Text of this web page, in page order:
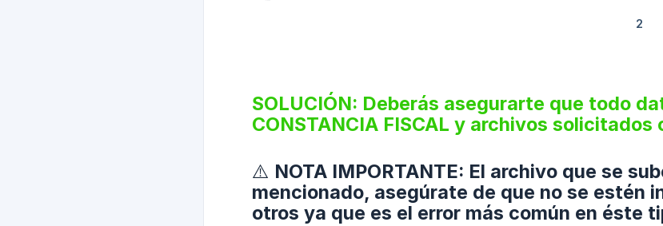
SOLUCIÓN: Deberás asegurarte que todo
CONSTANCIA FISCAL y archivos
⚠️ NOTA IMPORTANTE: El archivo que se
mencionado, asegúrate de que no se estén
otros ya que es el error más común en éste